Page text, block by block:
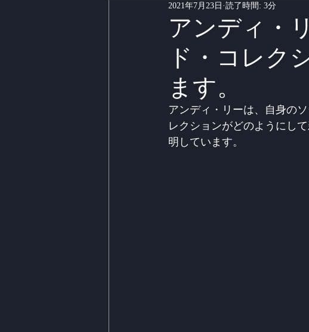
アンディ・
ド・コレク
ます。
2021年7月23日 読了時間: 3分
アンディ・リーは、自身の
レクションがどのようにし
明しています。